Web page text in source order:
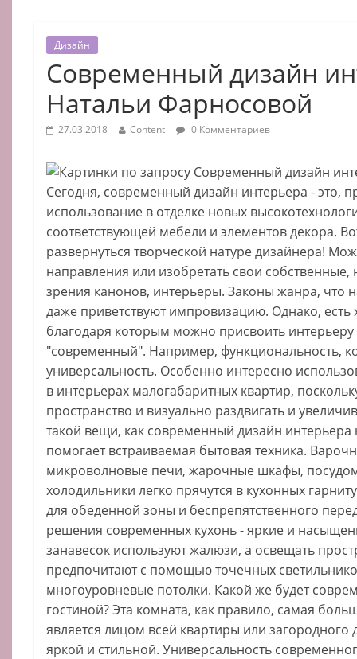
Дизайн
Современный дизайн
Натальи Фарносовой
27.03.2018 Content 0 Комментариев
Сегодня, современный дизайн интерьера - это,
использование в отделке новых
соответствующей мебели и элементов декора.
развернуться творческой натуре дизайнера!
направления или изобретать свои
зрения канонов, интерьеры. Законы жанра, что
даже приветствуют импровизацию. Однако, есть
благодаря которым можно присвоить интерьеру
"современный". Например, функциональность,
универсальность. Особенно интересно
в интерьерах малогабаритных квартир,
пространство и визуально раздвигать и
такой вещи, как современный дизайн интерьера
помогает встраиваемая бытовая техника.
микроволновые печи, жарочные шкафы,
холодильники легко прячутся в кухонных
для обеденной зоны и беспрепятственного
решения современных кухонь - яркие и
занавесок используют жалюзи, а освещать
предпочитают с помощью точечных
многоуровневые потолки. Какой же будет
гостиной? Эта комната, как правило, самая
является лицом всей квартиры или
яркой и стильной. Универсальность